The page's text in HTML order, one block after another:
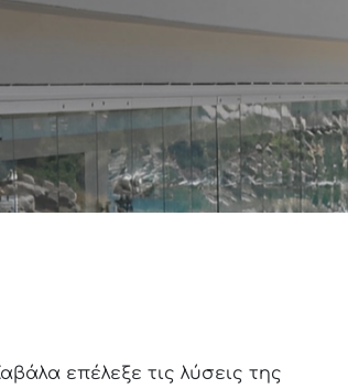
επέλεξε τις λύσεις της